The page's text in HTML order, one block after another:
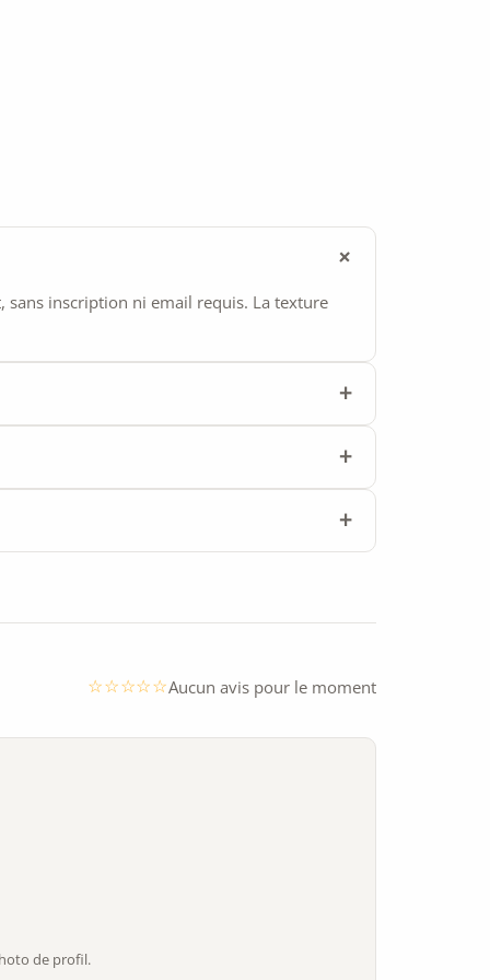
sans inscription ni email requis. La texture
Aucun avis pour le moment
de profil.